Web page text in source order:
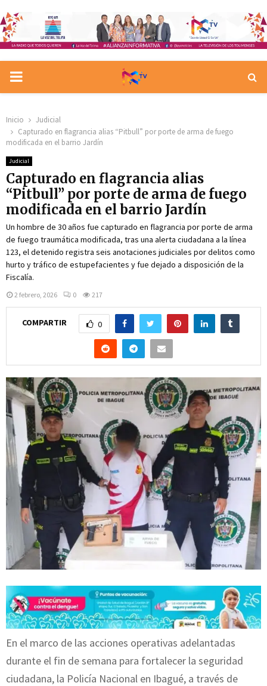
PRIMARY
Inicio
Judicial
Capturado en flagrancia alias “Pitbull” por porte de arma de fuego
modificada en el barrio Jardín
Judicial
Capturado en flagrancia alias
“Pitbull” por porte de arma de fuego
modificada en el barrio Jardín
Un hombre de 30 años fue capturado en flagrancia por porte de arma
de fuego traumática modificada, tras una alerta ciudadana a la línea
123, el detenido registra seis anotaciones judiciales por delitos como
hurto y tráfico de estupefacientes y fue dejado a disposición de la
Fiscalía.
2 febrero, 2026 0 217
COMPARTIR 0
En el marco de las acciones operativas adelantadas
durante el fin de semana para fortalecer la seguridad
ciudadana, la Policía Nacional en Ibagué, a través de